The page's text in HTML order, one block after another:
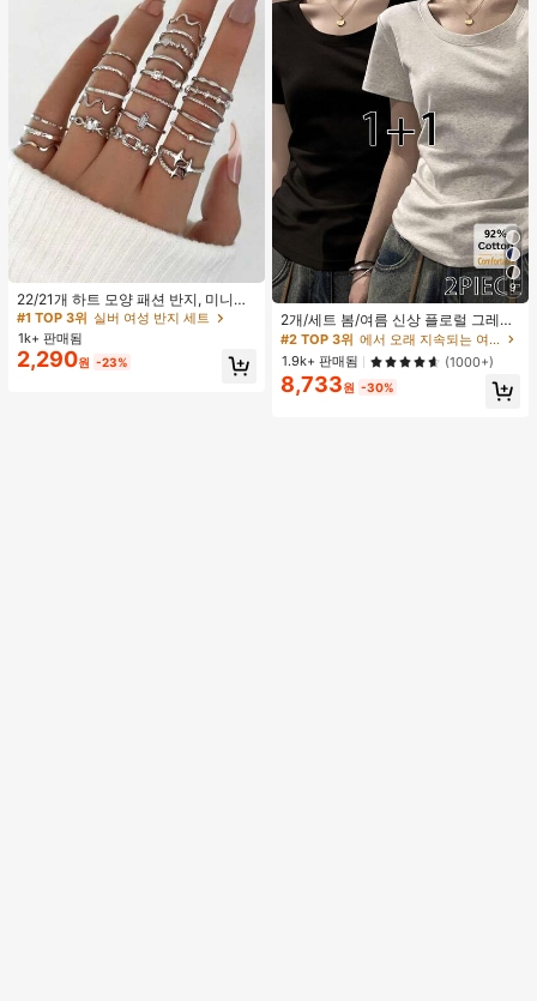
22/21개 하트 모양 패션 반지, 미니멀
리스트 크리스탈 임베디드 보헤미안
기하학 반지 세트, 발렌타인데이, 어머
니날 선물
#1 TOP 3위
실버 여성 반지 세트
거의 매진!
#1 TOP 3위 실버 여성 반지 세트
거의 매진!
#1 TOP 3위 실버 여성 반지 세트
거의 매진!
#1 TOP 3위 실버 여성 반지 세트
1k+ 판매됨
2,290원 -23%
9
2개/세트 봄/여름 신상 플로럴 그레이
+ 블랙 반팔 티셔츠, 여성 슬림핏 솔리
드 컬러 언더셔츠 캐주얼
#2 TOP 3위
에서 오래 지속되는 여성 상의, 블라우스 & 티
높은 재방문 고객
50+ 명 "좋은 원단 소재"
#2 TOP 3위
에서 오래 지속되는 여성 상의, 블라우스 & 티
높은 재방문 고객
50+ 명 "좋은 원단 소재"
#2 TOP 3위
에서 오래 지속되는 여성 상의, 블라우스 & 티
높은 재방문 고객
50+ 명 "좋은 원단 소재"
#2 TOP 3위
에서 오래 지속되는 여성 상의, 블라우스 & 티
1.9k+ 판매됨 (1000+)
8,733원 -30%